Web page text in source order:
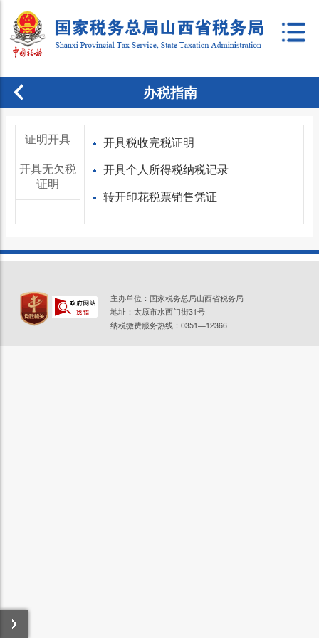
办税指南
证明开具
开具无欠税
证明
开具税收完税证明
开具个人所得税纳税记录
转开印花税票销售凭证
主办单位：国家税务总局山西省税务局
地址：太原市水西门街31号
纳税缴费服务热线：0351—12366